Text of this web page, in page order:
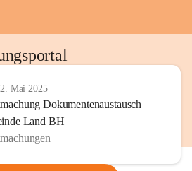
Mai 2025
Dokumentenaustausch
Land BH